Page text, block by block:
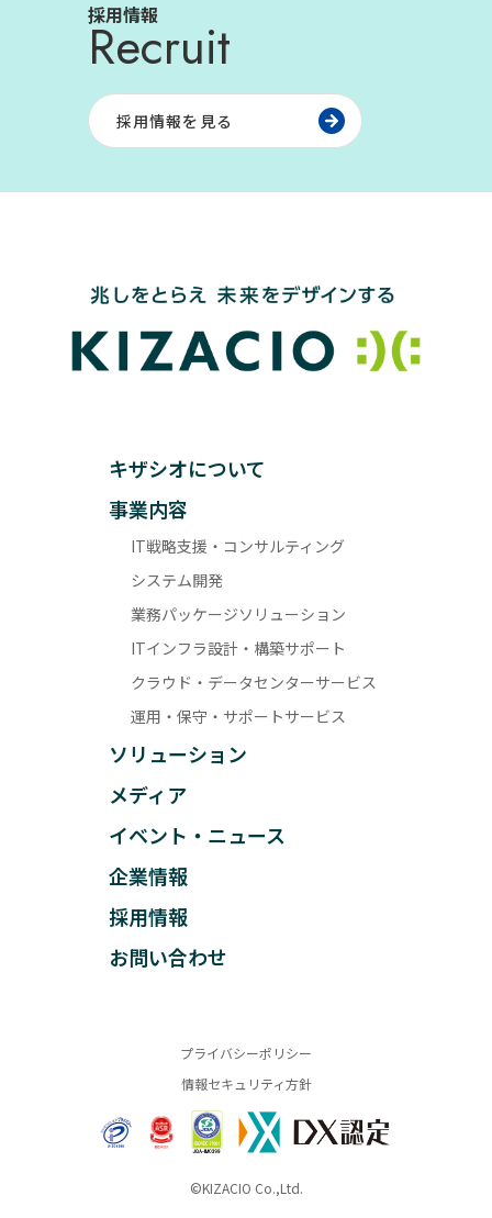
採用情報
Recruit
採用情報を見る
キザシオについて
事業内容
IT戦略支援・コンサルティング
システム開発
業務パッケージソリューション
ITインフラ設計・構築サポート
クラウド・データセンターサービス
運用・保守・サポートサービス
ソリューション
メディア
イベント・ニュース
企業情報
採用情報
お問い合わせ
©KIZACIO Co.,Ltd.
プライバシーポリシー
情報セキュリティ方針